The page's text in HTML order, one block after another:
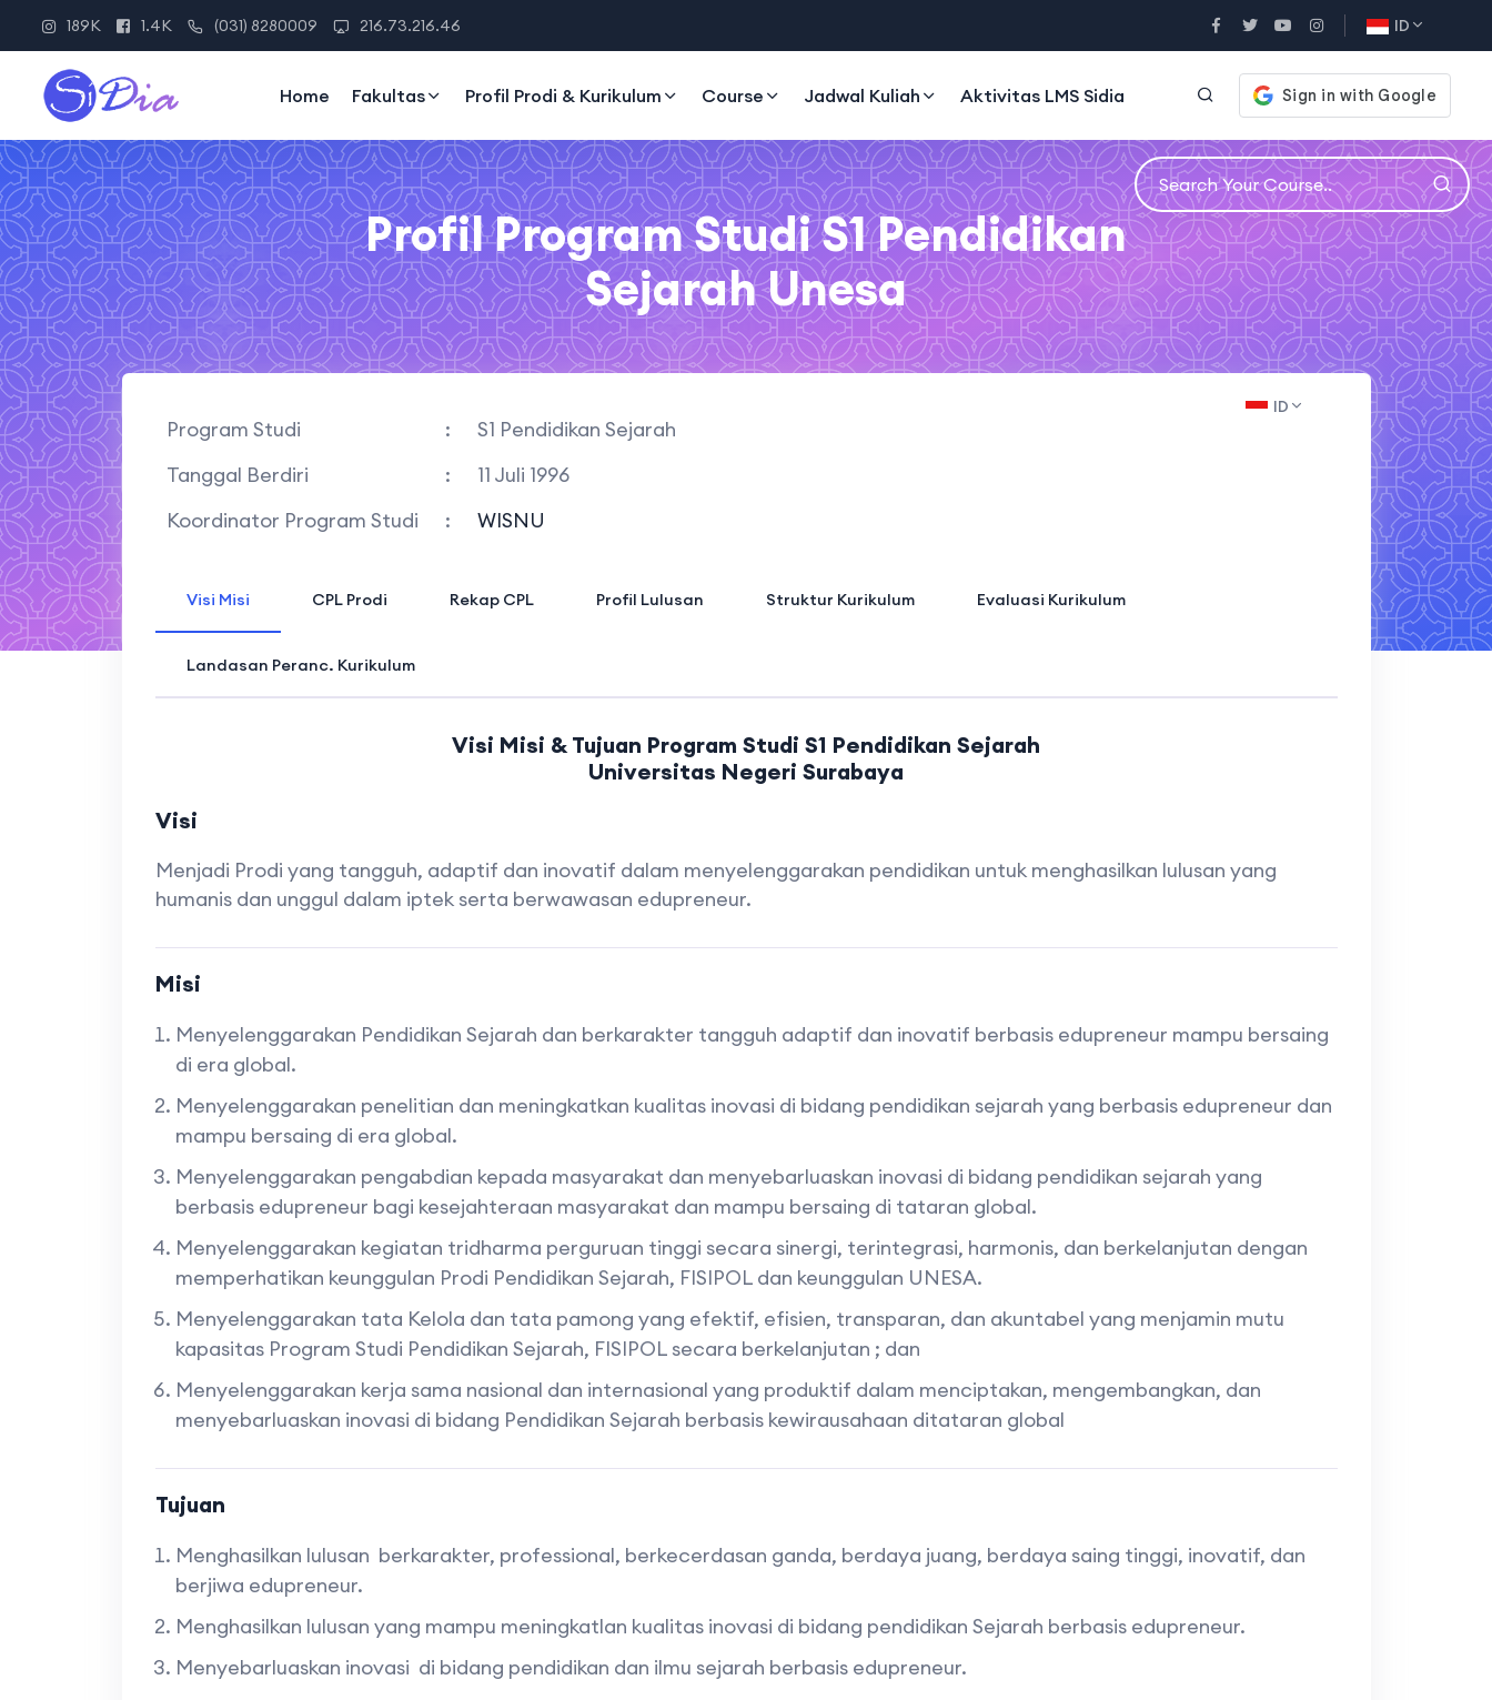
189K 1.4K (031) 8280009 216.73.216.46 ID
Home Fakultas Profil Prodi & Kurikulum Course Jadwal Kuliah Aktivitas LMS Sidia
Profil Program Studi S1 Pendidikan
Sejarah Unesa
Program Studi :
S1 Pendidikan Sejarah
Tanggal Berdiri
:
11 Juli 1996
Koordinator Program Studi
: WISNU
ID
Visi Misi CPL Prodi Rekap CPL Profil Lulusan Struktur Kurikulum Evaluasi Kurikulum
Landasan Peranc. Kurikulum
Visi Misi & Tujuan Program Studi S1 Pendidikan Sejarah
Universitas Negeri Surabaya
Visi
Menjadi Prodi yang tangguh, adaptif dan inovatif dalam menyelenggarakan pendidikan untuk menghasilkan lulusan yang
humanis dan unggul dalam iptek serta berwawasan edupreneur.
Misi
Menyelenggarakan Pendidikan Sejarah dan berkarakter tangguh adaptif dan inovatif berbasis edupreneur mampu bersaing
di era global.
Menyelenggarakan penelitian dan meningkatkan kualitas inovasi di bidang pendidikan sejarah yang berbasis edupreneur dan
mampu bersaing di era global.
Menyelenggarakan pengabdian kepada masyarakat dan menyebarluaskan inovasi di bidang pendidikan sejarah yang
berbasis edupreneur bagi kesejahteraan masyarakat dan mampu bersaing di tataran global.
Menyelenggarakan kegiatan tridharma perguruan tinggi secara sinergi, terintegrasi, harmonis, dan berkelanjutan dengan
memperhatikan keunggulan Prodi Pendidikan Sejarah, FISIPOL dan keunggulan UNESA.
Menyelenggarakan tata Kelola dan tata pamong yang efektif, efisien, transparan, dan akuntabel yang menjamin mutu
kapasitas Program Studi Pendidikan Sejarah, FISIPOL secara berkelanjutan ; dan
Menyelenggarakan kerja sama nasional dan internasional yang produktif dalam menciptakan, mengembangkan, dan
menyebarluaskan inovasi di bidang Pendidikan Sejarah berbasis kewirausahaan ditataran global
Tujuan
Menghasilkan lulusan berkarakter, professional, berkecerdasan ganda, berdaya juang, berdaya saing tinggi, inovatif, dan
berjiwa edupreneur.
Menghasilkan lulusan yang mampu meningkatlan kualitas inovasi di bidang pendidikan Sejarah berbasis edupreneur.
Menyebarluaskan inovasi di bidang pendidikan dan ilmu sejarah berbasis edupreneur.